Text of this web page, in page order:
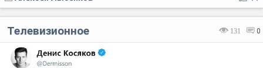
131 0
Телевизионное